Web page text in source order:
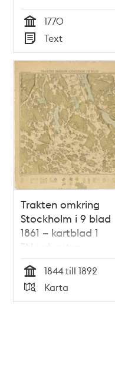
Tid
1770
Typ
Text
Trakten omkring
Stockholm i 9 blad
1861 – kartblad 1
”Nordvestra
bladet”, översett
1892
Tid
1844 till 1892
Typ
Karta